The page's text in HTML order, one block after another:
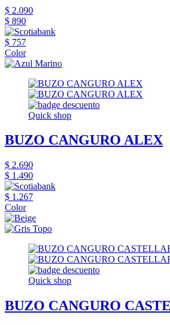
$ 2.090
$ 890
$ 757
Color
Quick shop
BUZO CANGURO ALEX
$ 2.690
$ 1.490
$ 1.267
Color
Quick shop
BUZO CANGURO